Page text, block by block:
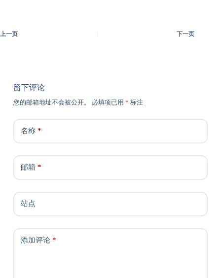
上一页 下一页
留下评论
您的邮箱地址不会被公开。 必填项已用 * 标注
名称*
邮箱 *
站点
添加评论*